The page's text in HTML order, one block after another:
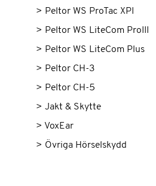
> Peltor WS ProTac XPI
> Peltor WS LiteCom ProIII
> Peltor WS LiteCom Plus
> Peltor CH-3
> Peltor CH-5
> Jakt & Skytte
> VoxEar
> Övriga Hörselskydd